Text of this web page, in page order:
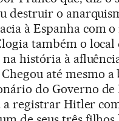
destruir o
à Espanha com
também o
na história à
até mesmo
do Governo de
a registrar Hitler